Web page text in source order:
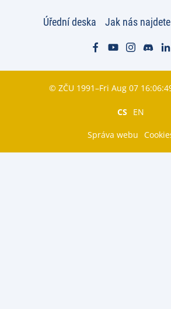
Úřední deska Jak nás najdete
© ZČU 1991–Fri Aug 07
CS EN
Správa webu